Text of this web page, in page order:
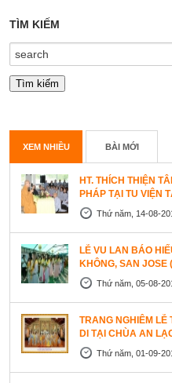
TÌM KIẾM
XEM NHIỀU BÀI MỚI
HT. THÍCH THIỆN
PHÁP TẠI TU VIỆN
Thứ năm, 14-08-
LỄ VU LAN BÁO
KHÔNG, SAN JOSE
Thứ năm, 05-08-
TRANG NGHIÊM LỄ
DI TẠI CHÙA AN
Thứ năm, 01-09-